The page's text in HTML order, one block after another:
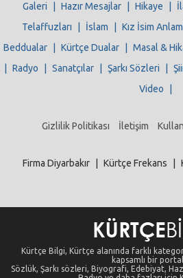
Galeri
Hazır Mesajlar Hikaye
Telaffuzları
İslam Kız İsim
Beddualar
Kürtçe Dualar Masal &
Radyo Sanatçılar Şarkı Sözleri
Video
Gizlilik Politikası İletişim
Firma Diyarbakır Kürtçe Frekans
Kürtçe Bilgi, Kürtçe alanında farklı
kapsamlı bir
Sözlük, Şarkı sözleri, Biyografi, Edebiyat,